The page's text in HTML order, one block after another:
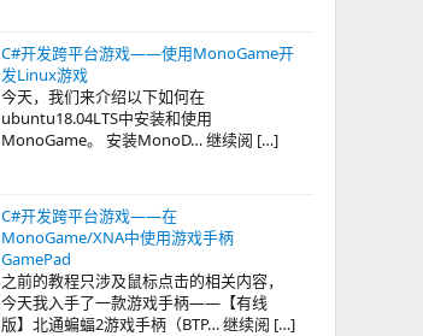
C#开发跨平台游戏——使用MonoGame开
发Linux游戏
今天，我们来介绍以下如何在
ubuntu18.04LTS中安装和使用
MonoGame。 安装MonoD… 继续阅 […]
C#开发跨平台游戏——在
MonoGame/XNA中使用游戏手柄
GamePad
之前的教程只涉及鼠标点击的相关内容，
今天我入手了一款游戏手柄——【有线
版】北通蝙蝠2游戏手柄（BTP… 继续阅 […]